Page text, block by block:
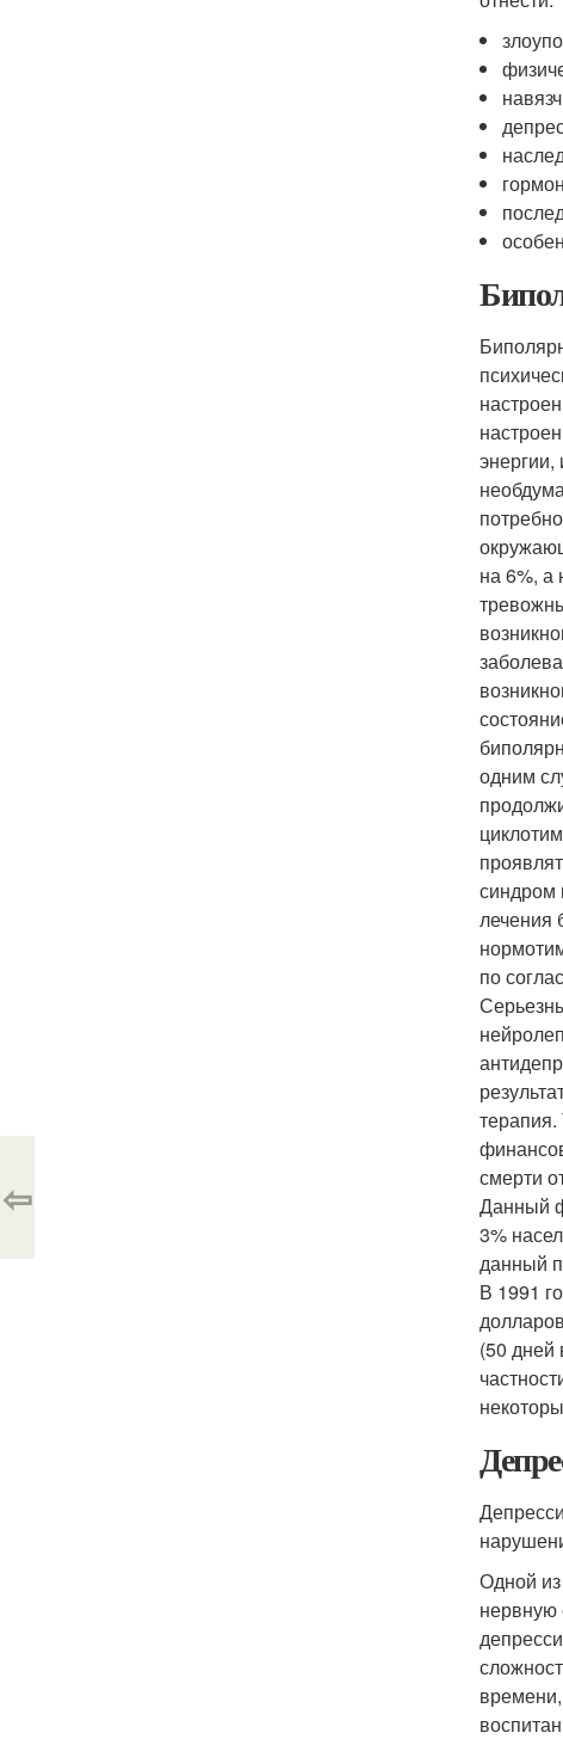
на 6%, а
одним
синдром
лечения
по
смерти
Данный
3%
данный
В 1991
(50 дней
Одной
нервную
⇦